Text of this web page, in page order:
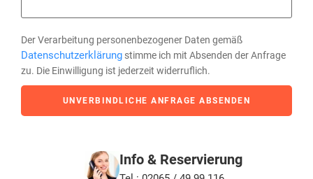
Der Verarbeitung personenbezogener Daten gemäß
Datenschutzerklärung stimme ich mit Absenden der Anfrage
zu. Die Einwilligung ist jederzeit widerruflich.
UNVERBINDLICHE ANFRAGE ABSENDEN
Info & Reservierung